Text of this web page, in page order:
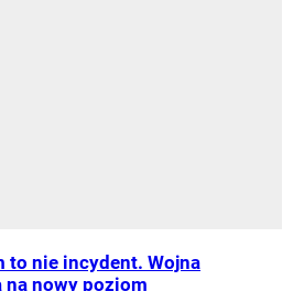
to nie incydent. Wojna
na nowy poziom